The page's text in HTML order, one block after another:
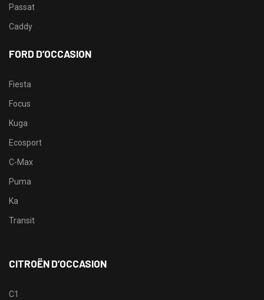
Passat
Caddy
FORD D’OCCASION
Fiesta
Focus
Kuga
Ecosport
C-Max
Puma
Ka
Transit
CITROËN D’OCCASION
C1